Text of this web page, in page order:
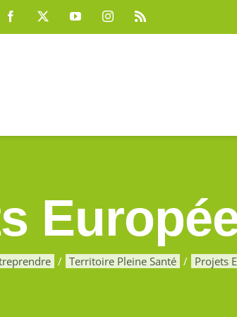
Facebook YouTubeInstagram
Territoire Pleine Santé Projets